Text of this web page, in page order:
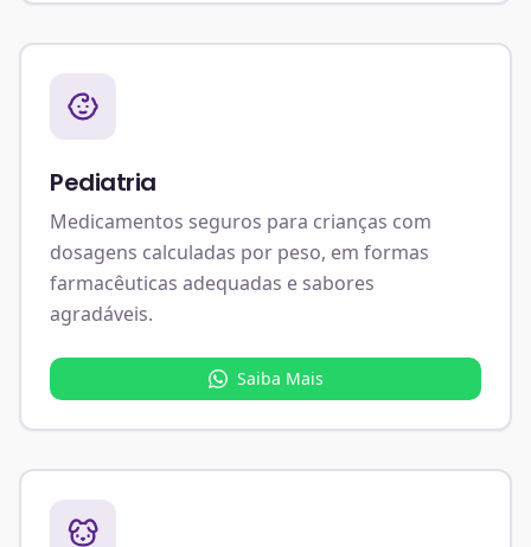
Pediatria
Medicamentos seguros para crianças com
dosagens calculadas por peso, em formas
farmacêuticas adequadas e sabores
agradáveis.
Saiba Mais